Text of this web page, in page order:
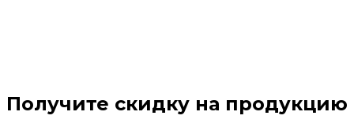
Получите скидку на продукцию